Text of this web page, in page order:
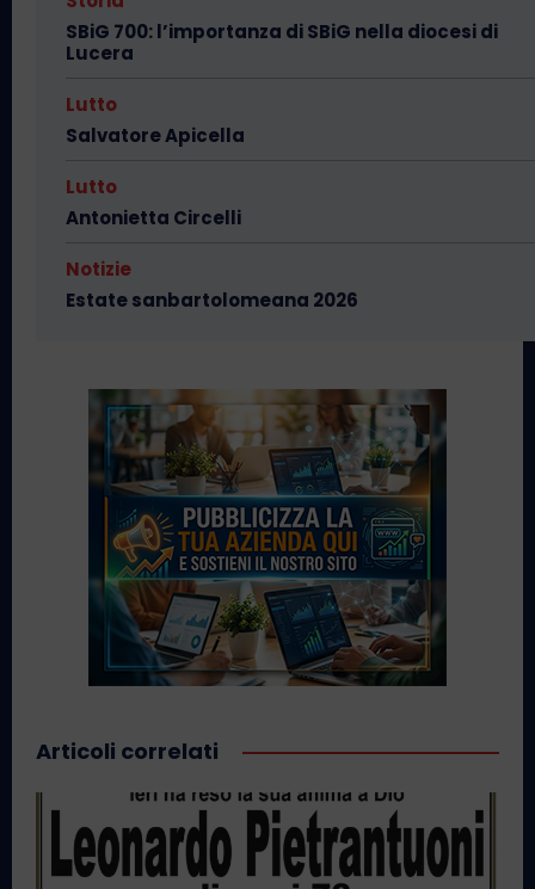
SBiG 700: l’importanza di SBiG nella diocesi di
Lucera
Lutto
Salvatore Apicella
Lutto
Antonietta Circelli
Notizie
Estate sanbartolomeana 2026
Articoli correlati